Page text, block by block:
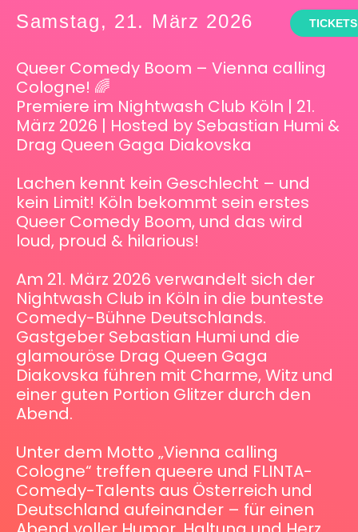
Samstag, 21. März 2026 TICKETS
Queer Comedy Boom – Vienna calling
Cologne! 🌈
Premiere im Nightwash Club Köln | 21.
März 2026 | Hosted by Sebastian Humi &
Drag Queen Gaga Diakovska
Lachen kennt kein Geschlecht – und
kein Limit! Köln bekommt sein erstes
Queer Comedy Boom, und das wird
loud, proud & hilarious!
Am 21. März 2026 verwandelt sich der
Nightwash Club in Köln in die bunteste
Comedy-Bühne Deutschlands.
Gastgeber Sebastian Humi und die
glamouröse Drag Queen Gaga
Diakovska führen mit Charme, Witz und
einer guten Portion Glitzer durch den
Abend.
Unter dem Motto „Vienna calling
Cologne“ treffen queere und FLINTA-
Comedy-Talents aus Österreich und
Deutschland aufeinander – für einen